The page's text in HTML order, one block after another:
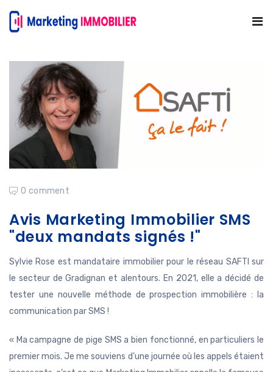
0 comment
Avis Marketing Immobilier SMS
"deux mandats signés !"
Sylvie Rose est mandataire immobilier pour le réseau SAFTI sur
le secteur de Gradignan et alentours. En 2021, elle a décidé de
tester une nouvelle méthode de prospection immobilière : la
communication par SMS !
« Ma campagne de pige SMS a bien fonctionné, en particuliers le
premier mois. Je me souviens d’une journée où les appels étaient